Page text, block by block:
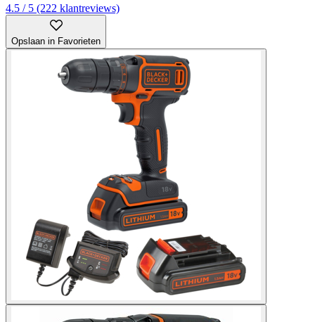
4.5 / 5 (222 klantreviews)
Opslaan in Favorieten